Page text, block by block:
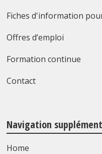
Fiches d'information
Offres d’emploi
Formation continue
Contact
Navigation
Home